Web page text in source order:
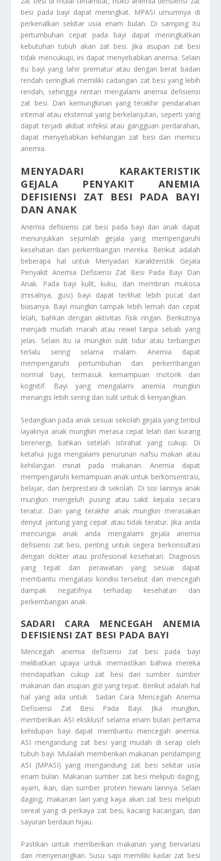
besi pada bayi dapat meningkat. MPASI umumnya di
perkenalkan sekitar usia enam bulan. Di samping itu
pertumbuhan cepat pada bayi dapat meningkatkan
kebutuhan tubuh akan zat besi. Jika asupan zat besi
tidak mencukupi, ini dapat menyebabkan anemia. Selain
itu bayi yang lahir prematur atau dengan berat badan
rendah seringkali memiliki cadangan zat besi yang lebih
rendah, sehingga rentan mengalami anemia defisiensi
zat besi. Dan kemungkinan yang terakhir pendarahan
internal atau eksternal yang berkelanjutan, seperti yang
dapat terjadi akibat infeksi atau gangguan perdarahan,
dapat menyebabkan kehilangan zat besi dan memicu
anemia.
MENYADARI KARAKTERISTIK
GEJALA PENYAKIT ANEMIA
DEFISIENSI ZAT BESI PADA BAYI
DAN ANAK
Anemia defisiensi zat besi pada bayi dan anak dapat
menunjukkan sejumlah gejala yang mempengaruhi
kesehatan dan perkembangan mereka. Berikut adalah
beberapa hal untuk Menyadari Karakteristik Gejala
Penyakit Anemia Defisiensi Zat Besi Pada Bayi Dan
Anak. Pada bayi kulit, kuku, dan membran mukosa
(misalnya, gusi) bayi dapat terlihat lebih pucat dari
biasanya. Bayi mungkin tampak lebih lemah dan cepat
lelah, bahkan dengan aktivitas fisik ringan. Berikutnya
menjadi mudah marah atau rewel tanpa sebab yang
jelas. Selain itu ia mungkin sulit tidur atau terbangun
terlalu sering selama malam. Anemia dapat
mempengaruhi pertumbuhan dan perkembangan
normal bayi, termasuk kemampuan motorik dan
kognitif. Bayi yang mengalami anemia mungkin
menangis lebih sering dan sulit untuk di kenyangkan.
Sedangkan pada anak sesuai sekolah gejala yang timbul
layaknya anak mungkin merasa cepat lelah dan kurang
berenergi, bahkan setelah istirahat yang cukup. Di
ketahui juga mengalami penurunan nafsu makan atau
kehilangan minat pada makanan. Anemia dapat
mempengaruhi kemampuan anak untuk berkonsentrasi,
belajar, dan berprestasi di sekolah. Di sisi lainnya anak
mungkin mengeluh pusing atau sakit kepala secara
teratur. Dan yang terakhir anak mungkin merasakan
denyut jantung yang cepat atau tidak teratur. Jika anda
mencurigai anak anda mengalami gejala anemia
defisiensi zat besi, penting untuk segera berkonsultasi
dengan dokter atau profesional kesehatan. Diagnosis
yang tepat dan perawatan yang sesuai dapat
membantu mengatasi kondisi tersebut dan mencegah
dampak negatifnya terhadap kesehatan dan
perkembangan anak.
SADARI CARA MENCEGAH ANEMIA
DEFISIENSI ZAT BESI PADA BAYI
Mencegah anemia defisiensi zat besi pada bayi
melibatkan upaya untuk memastikan bahwa mereka
mendapatkan cukup zat besi dari sumber sumber
makanan dan asupan gizi yang tepat. Berikut adalah hal
hal yang ada untuk Sadari Cara Mencegah Anemia
Defisiensi Zat Besi Pada Bayi. Jika mungkin,
memberikan ASI eksklusif selama enam bulan pertama
kehidupan bayi dapat membantu mencegah anemia.
ASI mengandung zat besi yang mudah di serap oleh
tubuh bayi. Mulailah memberikan makanan pendamping
ASI (MPASI) yang mengandung zat besi sekitar usia
enam bulan. Makanan sumber zat besi meliputi daging,
ayam, ikan, dan sumber protein hewani lainnya. Selain
daging, makanan lain yang kaya akan zat besi meliputi
sereal yang di perkaya zat besi, kacang kacangan, dan
sayuran berdaun hijau.
Pastikan untuk memberikan makanan yang bervariasi
dan menyenangkan. Susu sapi memiliki kadar zat besi